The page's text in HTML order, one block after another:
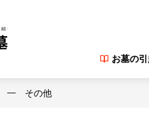
お墓の
その他